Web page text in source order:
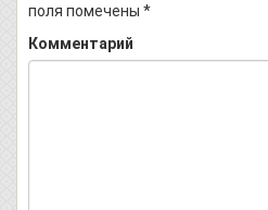
поля помечены *
Комментарий